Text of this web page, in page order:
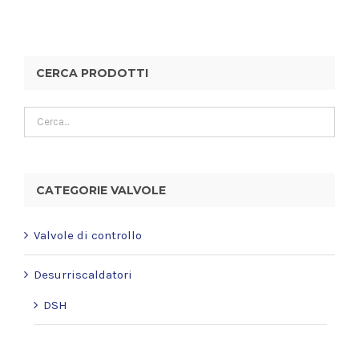
CERCA PRODOTTI
CATEGORIE VALVOLE
Valvole di controllo
Desurriscaldatori
DSH